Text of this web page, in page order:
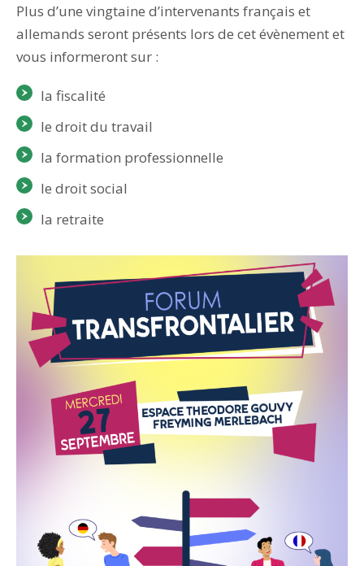
Plus d’une vingtaine d’intervenants français et
allemands seront présents lors de cet évènement et
vous informeront sur :
la fiscalité
le droit du travail
la formation professionnelle
le droit social
la retraite